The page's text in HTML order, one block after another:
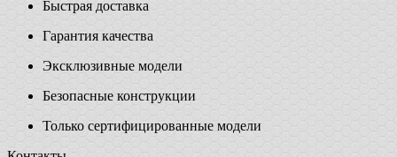
Быстрая доставка
Гарантия качества
Эксклюзивные модели
Безопасные конструкции
Только сертифицированные модели